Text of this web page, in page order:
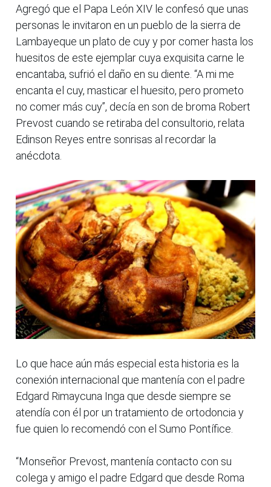
Agregó que el Papa León XIV le confesó que unas
personas le invitaron en un pueblo de la sierra de
Lambayeque un plato de cuy y por comer hasta los
huesitos de este ejemplar cuya exquisita carne le
encantaba, sufrió el daño en su diente. “A mi me
encanta el cuy, masticar el huesito, pero prometo
no comer más cuy”, decía en son de broma Robert
Prevost cuando se retiraba del consultorio, relata
Edinson Reyes entre sonrisas al recordar la
anécdota.
Lo que hace aún más especial esta historia es la
conexión internacional que mantenía con el padre
Edgard Rimaycuna Inga que desde siempre se
atendía con él por un tratamiento de ortodoncia y
fue quien lo recomendó con el Sumo Pontífice.
“Monseñor Prevost, mantenía contacto con su
colega y amigo el padre Edgard que desde Roma